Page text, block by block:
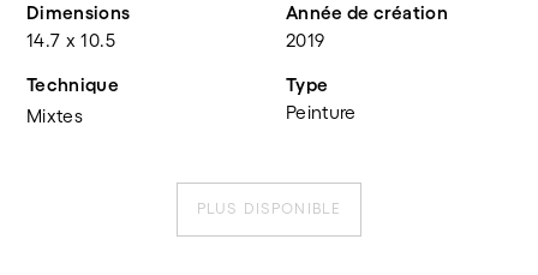
Dimensions
14.7 x 10.5
Année de création
2019
Technique
Mixtes
Type
Peinture
PLUS DISPONIBLE